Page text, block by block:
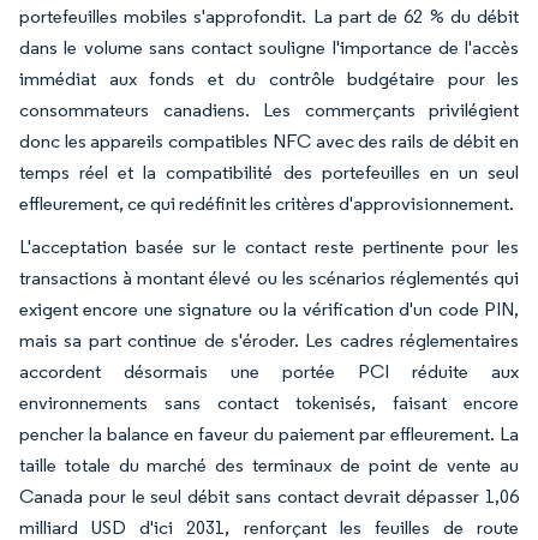
portefeuilles mobiles s'approfondit. La part de 62 % du débit
dans le volume sans contact souligne l'importance de l'accès
immédiat aux fonds et du contrôle budgétaire pour les
consommateurs canadiens. Les commerçants privilégient
donc les appareils compatibles NFC avec des rails de débit en
temps réel et la compatibilité des portefeuilles en un seul
effleurement, ce qui redéfinit les critères d'approvisionnement.
L'acceptation basée sur le contact reste pertinente pour les
transactions à montant élevé ou les scénarios réglementés qui
exigent encore une signature ou la vérification d'un code PIN,
mais sa part continue de s'éroder. Les cadres réglementaires
accordent désormais une portée PCI réduite aux
environnements sans contact tokenisés, faisant encore
pencher la balance en faveur du paiement par effleurement. La
taille totale du marché des terminaux de point de vente au
Canada pour le seul débit sans contact devrait dépasser 1,06
milliard USD d'ici 2031, renforçant les feuilles de route